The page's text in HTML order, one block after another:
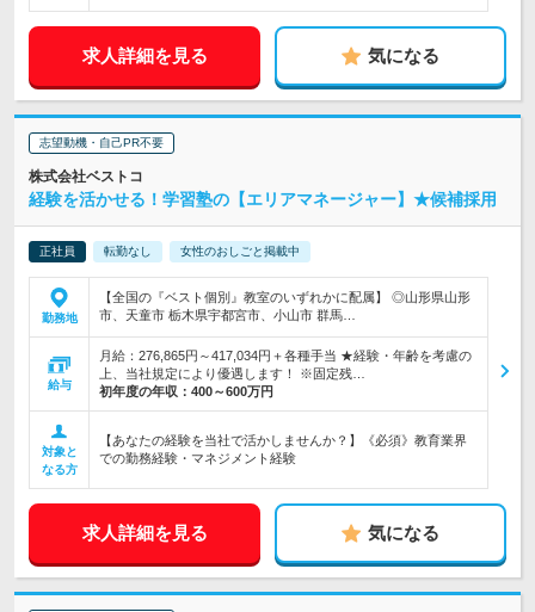
求人詳細を見る 気になる
志望動機・自己PR不要
株式会社ベストコ
経験を活かせる！学習塾の【エリアマネージャー】★候補採用
正社員 転勤なし 女性のおしごと掲載中
勤務地
【全国の『ベスト個別』教室のいずれかに配属】 ◎山形県山形
市、天童市 栃木県宇都宮市、小山市 群馬…
給与
月給：276,865円～417,034円＋各種手当 ★経験・年齢を考慮の
上、当社規定により優遇します！ ※固定残…
初年度の年収： 400～600万円
対象と
なる方
【あなたの経験を当社で活かしませんか？】《必須》教育業界
での勤務経験・マネジメント経験
求人詳細を見る 気になる